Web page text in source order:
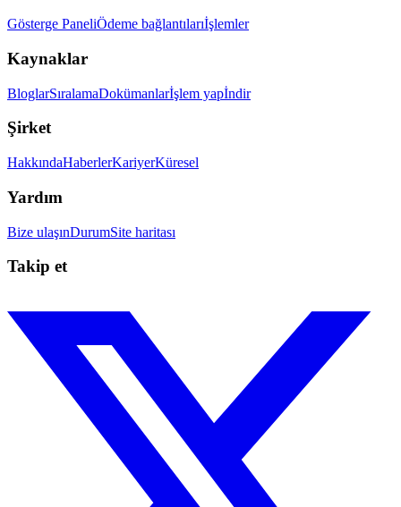
Gösterge PaneliÖdeme bağlantılarıİşlemler
Kaynaklar
BloglarSıralamaDokümanlarİşlem yapİndir
Şirket
HakkındaHaberlerKariyerKüresel
Yardım
Bize ulaşınDurumSite haritası
Takip et